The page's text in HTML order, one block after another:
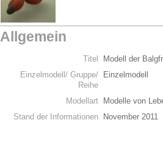
Allgemein
Titel
Modell der
Einzelmodell/ Gruppe/
Reihe
Einzelmodell
Modellart
Modelle von
Stand der Informationen
November 2011